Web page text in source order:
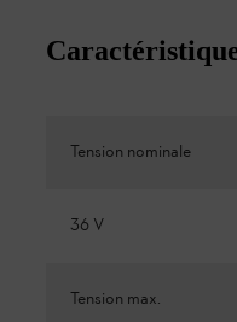
Tension nominale
36 V
Tension max.